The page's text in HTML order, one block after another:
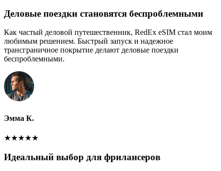
Деловые поездки становятся беспроблемными
Как частый деловой путешественник, RedEx eSIM стал моим
любимым решением. Быстрый запуск и надежное
трансграничное покрытие делают деловые поездки
беспроблемными.
Эмма К.
★★★★★
Идеальный выбор для фрилансеров